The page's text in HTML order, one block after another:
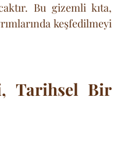
Bu gizemli kıta,
keşfedilmeyi
Tarihsel Bir